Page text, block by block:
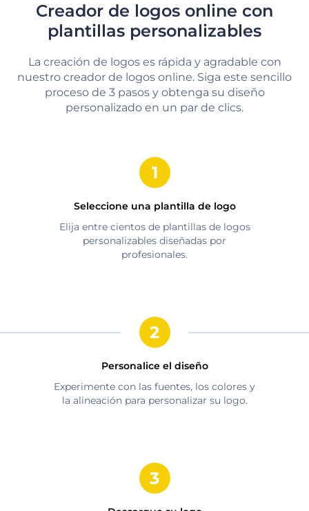
Creador de logos online con
plantillas personalizables
La creación de logos es rápida y agradable con
nuestro creador de logos online. Siga este sencillo
proceso de 3 pasos y obtenga su diseño
personalizado en un par de clics.
Seleccione una plantilla de logo
Elija entre cientos de plantillas de logos
personalizables diseñadas por
profesionales.
Personalice el diseño
Experimente con las fuentes, los colores y
la alineación para personalizar su logo.